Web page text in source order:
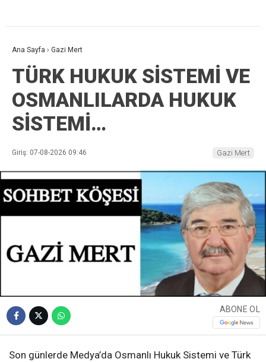
Ana Sayfa › Gazi Mert
TÜRK HUKUK SİSTEMİ VE
OSMANLILARDA HUKUK
SİSTEMİ…
Giriş: 07-08-2026 09:46 Gazi Mert
ABONE OL
Son günlerde Medya’da Osmanlı Hukuk Sistemi ve Türk